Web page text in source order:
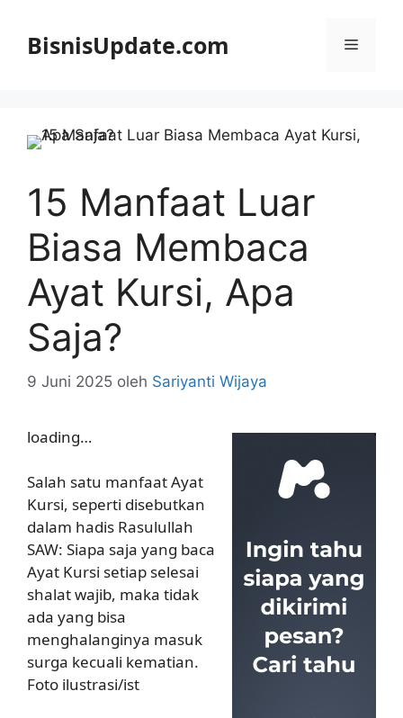
BisnisUpdate.com Menu
15 Manfaat Luar
Biasa Membaca
Ayat Kursi, Apa
Saja?
9 Juni 2025 oleh Sariyanti Wijaya
loading…
Salah satu manfaat Ayat
Kursi, seperti disebutkan
dalam hadis Rasulullah
SAW: Siapa saja yang baca
Ayat Kursi setiap selesai
shalat wajib, maka tidak
ada yang bisa
menghalanginya masuk
surga kecuali kematian.
Foto ilustrasi/ist